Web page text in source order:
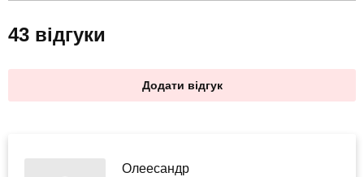
43 відгуки
Додати відгук
Олеесандр